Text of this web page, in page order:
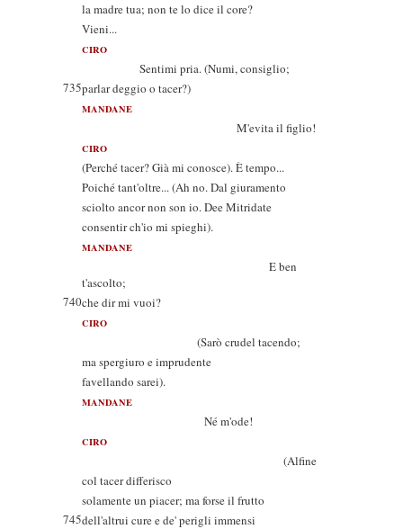
la madre tua; non te lo dice il core?
Vieni...
CIRO
Sentimi pria. (Numi, consiglio;
735parlar deggio o tacer?)
MANDANE
M'evita il figlio!
CIRO
(Perché tacer? Già mi conosce). È tempo...
Poiché tant'oltre... (Ah no. Dal giuramento
sciolto ancor non son io. Dee Mitridate
consentir ch'io mi spieghi).
MANDANE
E ben
t'ascolto;
740che dir mi vuoi?
CIRO
(Sarò crudel tacendo;
ma spergiuro e imprudente
favellando sarei).
MANDANE
Né m'ode!
CIRO
(Alfine
col tacer differisco
solamente un piacer; ma forse il frutto
745dell'altrui cure e de' perigli immensi